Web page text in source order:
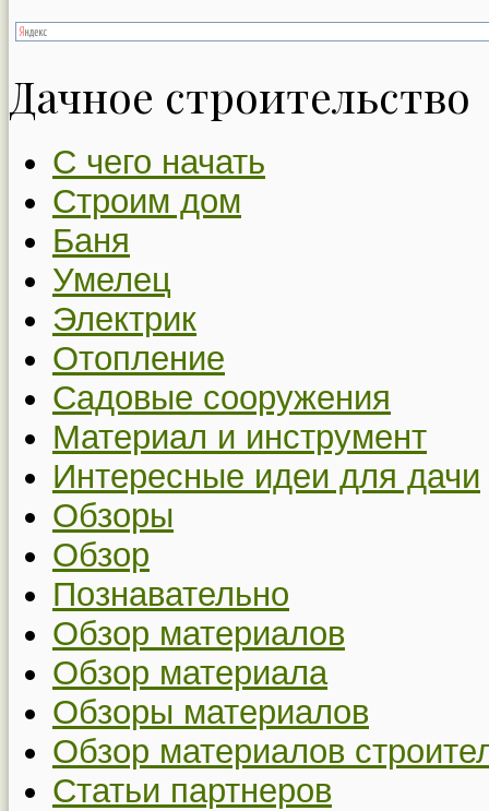
Дачное строительство
С чего начать
Строим дом
Баня
Умелец
Электрик
Отопление
Садовые сооружения
Материал и инструмент
Интересные идеи для дачи
Обзоры
Обзор
Познавательно
Обзор материалов
Обзор материала
Обзоры материалов
Обзор материалов
Статьи партнеров